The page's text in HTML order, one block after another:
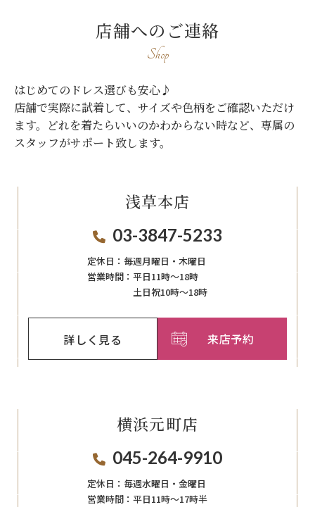
店舗へのご連絡
Shop
はじめてのドレス選びも安心♪
店舗で実際に試着して、サイズや色柄をご確認いただけ
ます。
どれを着たらいいのかわからない時など、専属の
スタッフがサポート致します。
浅草本店
03-3847-5233
定休日： 毎週月曜日・木曜日
営業時間： 平日11時～18時
土日祝10時～18時
詳しく見る 来店予約
横浜元町店
045-264-9910
定休日： 毎週⽔曜⽇‧⾦曜⽇
営業時間： 平日11時～17時半